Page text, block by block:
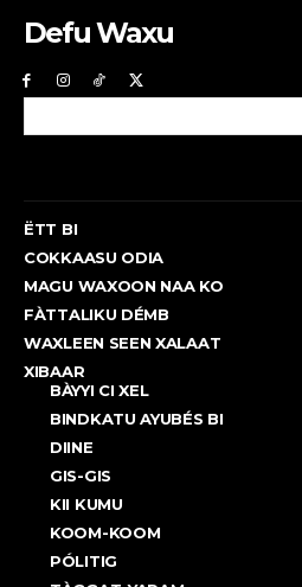
Defu Waxu
ËTT BI
COKKAASU ODIA
MAGU WAXOON NAA KO
FÀTTALIKU DÉMB
WAXLEEN SEEN XALAAT
XIBAAR
BÀYYI CI XEL
BINDKATU AYUBÉS BI
DIINE
GIS-GIS
KII KUMU
KOOM-KOOM
PÓLITIG